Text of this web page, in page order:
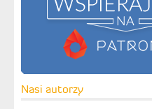
Nasi autorzy